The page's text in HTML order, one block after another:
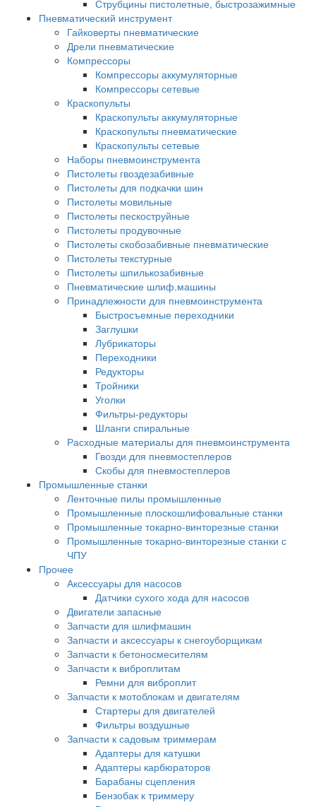
Струбцины пистолетные, быстрозажимные
Пневматический инструмент
Гайковерты пневматические
Дрели пневматические
Компрессоры
Компрессоры аккумуляторные
Компрессоры сетевые
Краскопульты
Краскопульты аккумуляторные
Краскопульты пневматические
Краскопульты сетевые
Наборы пневмоинструмента
Пистолеты гвоздезабивные
Пистолеты для подкачки шин
Пистолеты мовильные
Пистолеты пескоструйные
Пистолеты продувочные
Пистолеты скобозабивные пневматические
Пистолеты текстурные
Пистолеты шпилькозабивные
Пневматические шлиф.машины
Принадлежности для пневмоинструмента
Быстросъемные переходники
Заглушки
Лубрикаторы
Переходники
Редукторы
Тройники
Уголки
Фильтры-редукторы
Шланги спиральные
Расходные материалы для пневмоинструмента
Гвозди для пневмостеплеров
Скобы для пневмостеплеров
Промышленные станки
Ленточные пилы промышленные
Промышленные плоскошлифовальные станки
Промышленные токарно-винторезные станки
Промышленные токарно-винторезные станки с
ЧПУ
Прочее
Аксессуары для насосов
Датчики сухого хода для насосов
Двигатели запасные
Запчасти для шлифмашин
Запчасти и аксессуары к снегоуборщикам
Запчасти к бетоносмесителям
Запчасти к виброплитам
Ремни для виброплит
Запчасти к мотоблокам и двигателям
Стартеры для двигателей
Фильтры воздушные
Запчасти к садовым триммерам
Адаптеры для катушки
Адаптеры карбюраторов
Барабаны сцепления
Бензобак к триммеру